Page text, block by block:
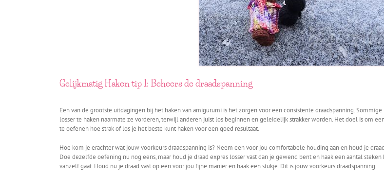
Gelijkmatig Haken tip 1: Beheers de draadspanning
Een van de grootste uitdagingen bij het haken van amigurumi is het zorgen voor een consistente draadspanning.
losser te haken naarmate ze vorderen, terwijl anderen juist los beginnen en geleidelijk strakker worden. Het doel is om
te oefenen hoe strak of los je het beste kunt haken voor een goed resultaat.
Hoe kom je erachter wat jouw voorkeurs draadspanning is? Neem een voor jou comfortabele houding aan en houd je
Doe dezelfde oefening nu nog eens, maar houd je draad expres losser vast dan je gewend bent en haak een aantal
vanzelf gaat. Houd nu je draad vast op een voor jou fijne manier en haak een stukje. Dit is jouw voorkeurs draadspanning.